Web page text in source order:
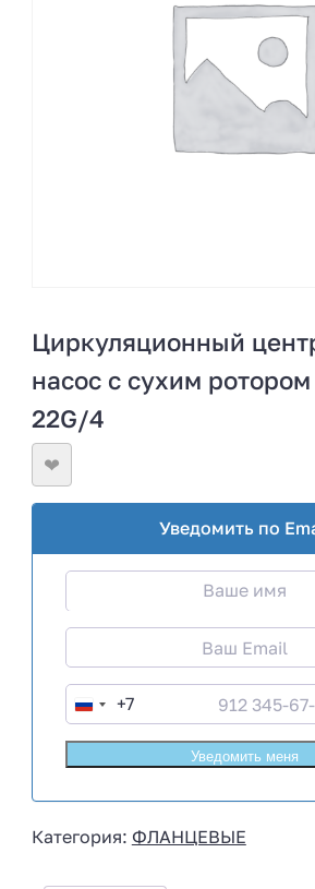
Циркуляционный
насос с сухим ротором
22G/4
❤
Уведомить по
R
u
s
a
+7
Категория: ФЛАНЦЕВЫЕ